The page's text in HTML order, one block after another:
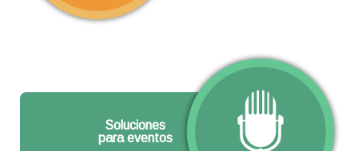
Soluciones
para eventos